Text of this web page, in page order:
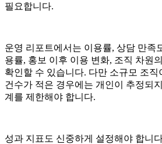
필요합니다.
운영 리포트에서는 이용률, 상담 만족
용률, 홍보 이후 이용 변화, 조직 차원
확인할 수 있습니다. 다만 소규모 조
건수가 적은 경우에는 개인이 추정되
계를 제한해야 합니다.
성과 지표도 신중하게 설정해야 합니